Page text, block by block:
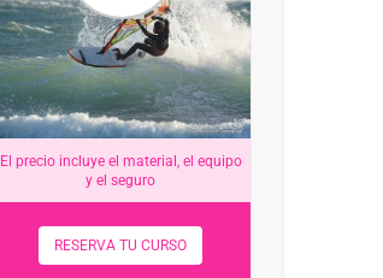
El precio incluye el material, el equipo
y el seguro
RESERVA TU CURSO